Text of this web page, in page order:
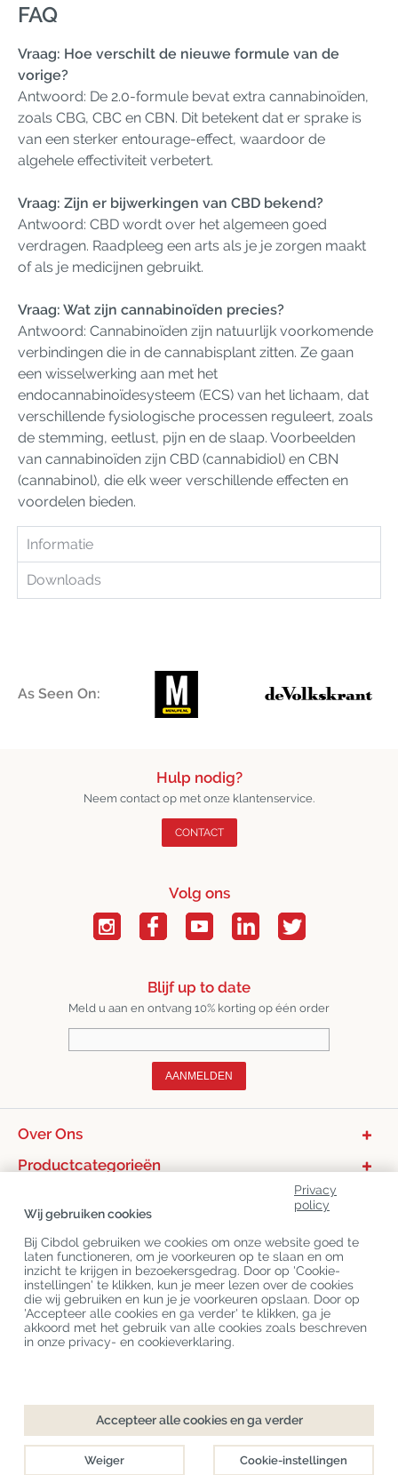
In Winkelwagen Checkout
Direct leverbaar
FAQ
Vraag: Hoe verschilt de nieuwe formule van de
vorige?
Antwoord: De 2.0-formule bevat extra cannabinoïden,
zoals CBG, CBC en CBN. Dit betekent dat er sprake is
van een sterker entourage-effect, waardoor de
algehele effectiviteit verbetert.
Vraag: Zijn er bijwerkingen van CBD bekend?
Antwoord: CBD wordt over het algemeen goed
verdragen. Raadpleeg een arts als je je zorgen maakt
of als je medicijnen gebruikt.
Vraag: Wat zijn cannabinoïden precies?
Antwoord: Cannabinoïden zijn natuurlijk voorkomende
verbindingen die in de cannabisplant zitten. Ze gaan
een wisselwerking aan met het
endocannabinoïdesysteem (ECS) van het lichaam, dat
verschillende fysiologische processen reguleert, zoals
de stemming, eetlust, pijn en de slaap. Voorbeelden
van cannabinoïden zijn CBD (cannabidiol) en CBN
(cannabinol), die elk weer verschillende effecten en
voordelen bieden.
Informatie
Downloads
As Seen On:
Hulp nodig?
Neem contact op met onze klantenservice.
CONTACT
Volg ons
Blijf up to date
Meld u aan en ontvang 10% korting op één order
AANMELDEN
Over Ons
Productcategorieën
Laatste CBD Blogs
Privacy
policy
Wij gebruiken cookies
Bij Cibdol gebruiken we cookies om onze website goed te
laten functioneren, om je voorkeuren op te slaan en om
inzicht te krijgen in bezoekersgedrag. Door op 'Cookie-
instellingen' te klikken, kun je meer lezen over de cookies
die wij gebruiken en kun je je voorkeuren opslaan. Door op
'Accepteer alle cookies en ga verder' te klikken, ga je
akkoord met het gebruik van alle cookies zoals beschreven
in onze privacy- en cookieverklaring.
Accepteer alle cookies en ga verder
Weiger Cookie-instellingen
Copyright © Cibdol
Last updated 07-08-2026
Cibdol bv , Handelsweg 1a, 5492NL Sint-Oedenrode, the Netherlands
KvK: 76495035 VAT: NL860644923B01